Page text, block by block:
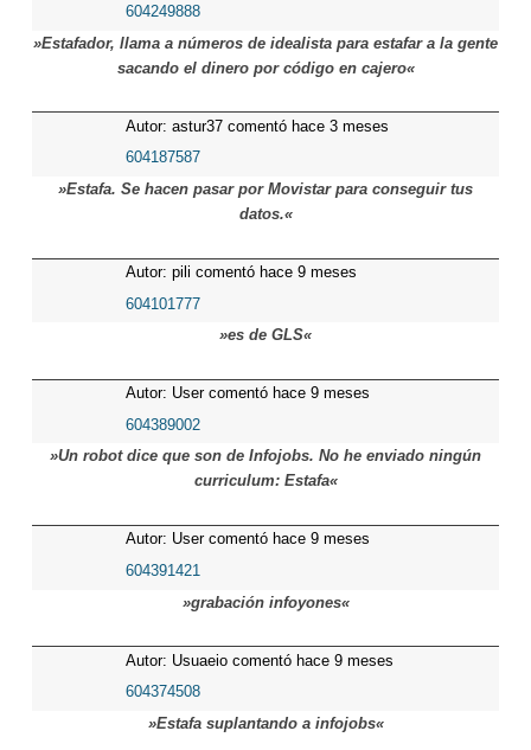
604249888
»Estafador, llama a números de idealista para estafar a la gente
sacando el dinero por código en cajero«
Autor: astur37 comentó hace 3 meses
604187587
»Estafa. Se hacen pasar por Movistar para conseguir tus
datos.«
Autor: pili comentó hace 9 meses
604101777
»es de GLS«
Autor: User comentó hace 9 meses
604389002
»Un robot dice que son de Infojobs. No he enviado ningún
curriculum: Estafa«
Autor: User comentó hace 9 meses
604391421
»grabación infoyones«
Autor: Usuaeio comentó hace 9 meses
604374508
»Estafa suplantando a infojobs«